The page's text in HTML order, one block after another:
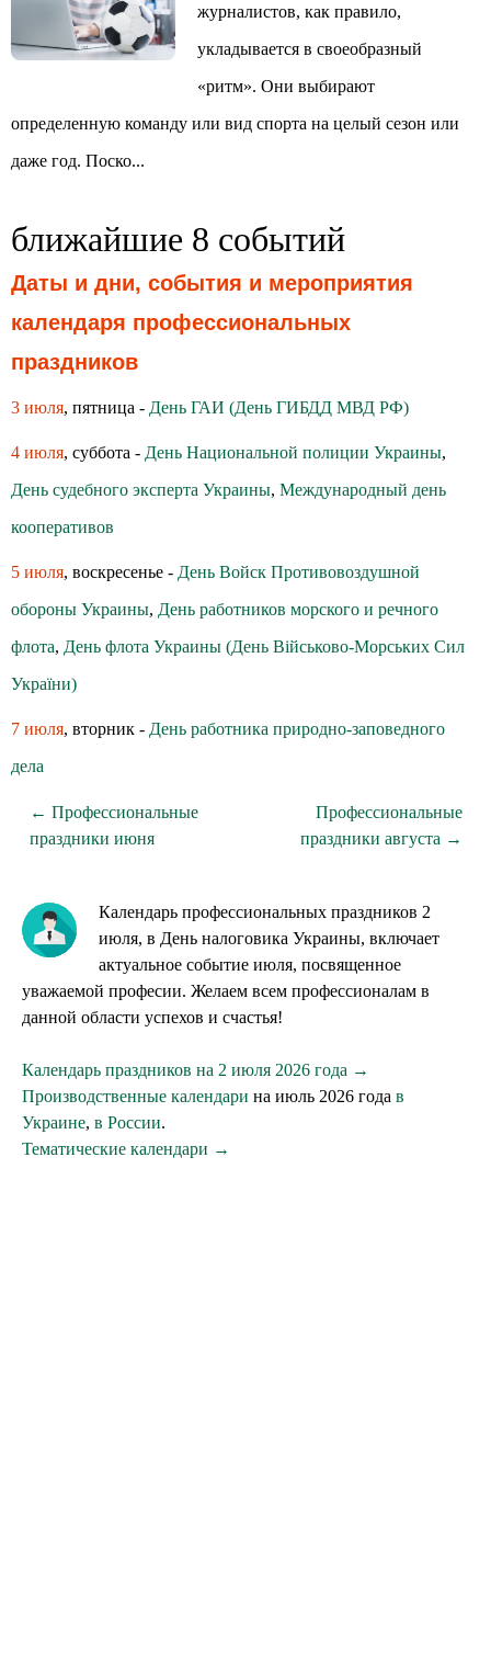
журналистов, как правило,
укладывается в своеобразный
«ритм». Они выбирают
определенную команду или вид спорта на целый сезон или
даже год. Поско...
ближайшие 8 событий
Даты и дни, события и мероприятия
календаря профессиональных
праздников
3 июля, пятница - День ГАИ (День ГИБДД МВД РФ)
4 июля, суббота - День Национальной полиции Украины,
День судебного эксперта Украины, Международный день
кооперативов
5 июля, воскресенье - День Войск Противовоздушной
обороны Украины, День работников морского и речного
флота, День флота Украины (День Військово-Морських Сил
України)
7 июля, вторник - День работника природно-заповедного
дела
← Профессиональные
праздники июня
Профессиональные
праздники августа →
Календарь профессиональных праздников 2
июля, в День налоговика Украины, включает
актуальное событие июля, посвященное
уважаемой професии. Желаем всем профессионалам в
данной области успехов и счастья!
Календарь праздников на 2 июля 2026 года →
Производственные календари на июль 2026 года в
Украине, в России.
Тематические календари →